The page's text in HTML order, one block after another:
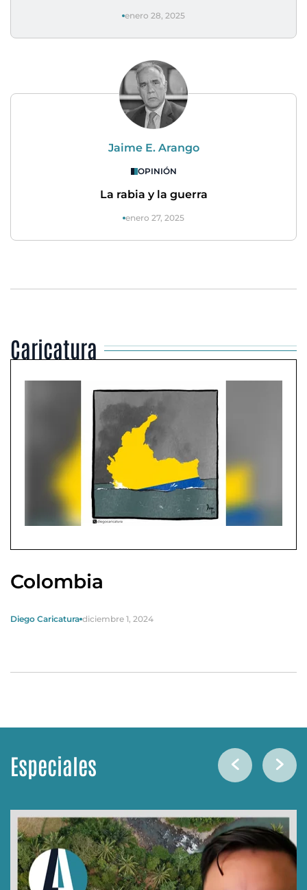
enero 28, 2025
Jaime E. Arango
OPINIÓN
La rabia y la guerra
enero 27, 2025
Caricatura
Colombia
Diego Caricatura diciembre 1, 2024
Especiales